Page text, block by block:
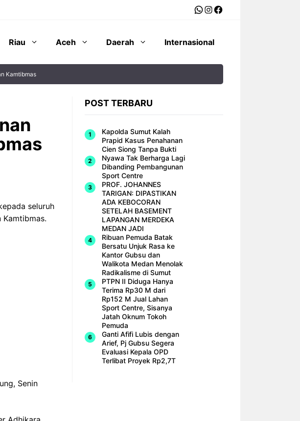
WhatsApp
Instagram
Facebook
Riau Aceh Daerah Internasional
Kamtibmas
seluruh
Senin
POST TERBARU
Kapolda Sumut Kalah
Prapid Kasus Penahanan
Cien Siong Tanpa Bukti
Nyawa Tak Berharga Lagi
Dibanding Pembangunan
Sport Centre
PROF. JOHANNES
TARIGAN: DIPASTIKAN
ADA KEBOCORAN
SETELAH BASEMENT
LAPANGAN MERDEKA
MEDAN JADI
Ribuan Pemuda Batak
Bersatu Unjuk Rasa ke
Kantor Gubsu dan
Walikota Medan Menolak
Radikalisme di Sumut
PTPN II Diduga Hanya
Terima Rp30 M dari
Rp152 M Jual Lahan
Sport Centre, Sisanya
Jatah Oknum Tokoh
Pemuda
Ganti Afifi Lubis dengan
Arief, Pj Gubsu Segera
Evaluasi Kepala OPD
Terlibat Proyek Rp2,7T